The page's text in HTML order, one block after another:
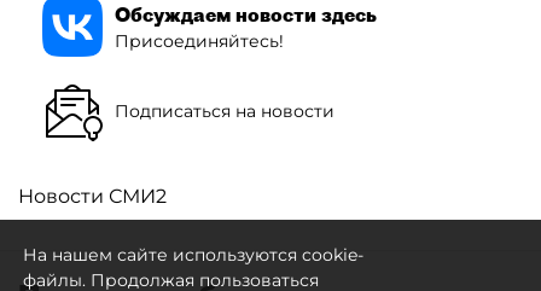
Обсуждаем новости здесь
Присоединяйтесь!
Подписаться на новости
Новости СМИ2
На нашем сайте используются cookie-
файлы. Продолжая пользоваться